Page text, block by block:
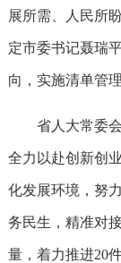
展所需、人民所
定市委书记聂瑞
向，实施清单管
省人大常委会
全力以赴创新创
化发展环境，努
务民生，精准对
量，着力推进20